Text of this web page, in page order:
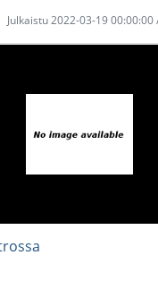
Julkaistu 2022-03-19